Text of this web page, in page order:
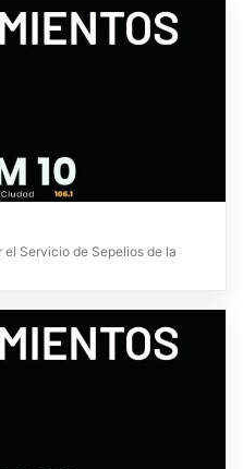
Servicio de Sepelios de la